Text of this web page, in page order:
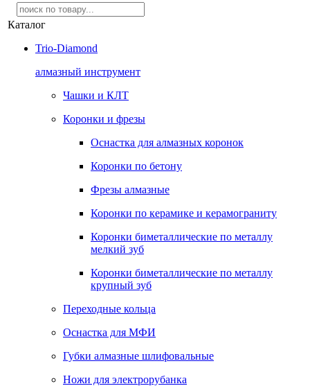
Каталог
Trio-Diamond
алмазный инструмент
Чашки и КЛТ
Коронки и фрезы
Оснастка для алмазных коронок
Коронки по бетону
Фрезы алмазные
Коронки по керамике и керамограниту
Коронки биметаллические по металлу
мелкий зуб
Коронки биметаллические по металлу
крупный зуб
Переходные кольца
Оснастка для МФИ
Губки алмазные шлифовальные
Ножи для электрорубанка